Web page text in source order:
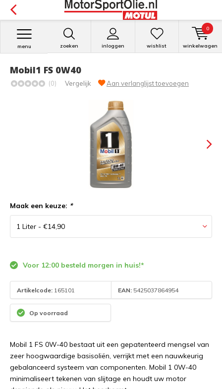
zoeken inloggen
menu wishlist winkelwagen
0
Mobil1 FS 0W40
(0) Vergelijk Aan verlanglijst toevoegen
Maak een keuze: *
Voor 12:00 besteld morgen in huis!*
Artikelcode: 165101 EAN: 5425037864954
Op voorraad
Mobil 1 FS 0W-40 bestaat uit een gepatenteerd mengsel van
zeer hoogwaardige basisoliën, verrijkt met een nauwkeurig
gebalanceerd systeem van componenten. Mobil 1 0W-40
minimaliseert tekenen van slijtage en houdt uw motor